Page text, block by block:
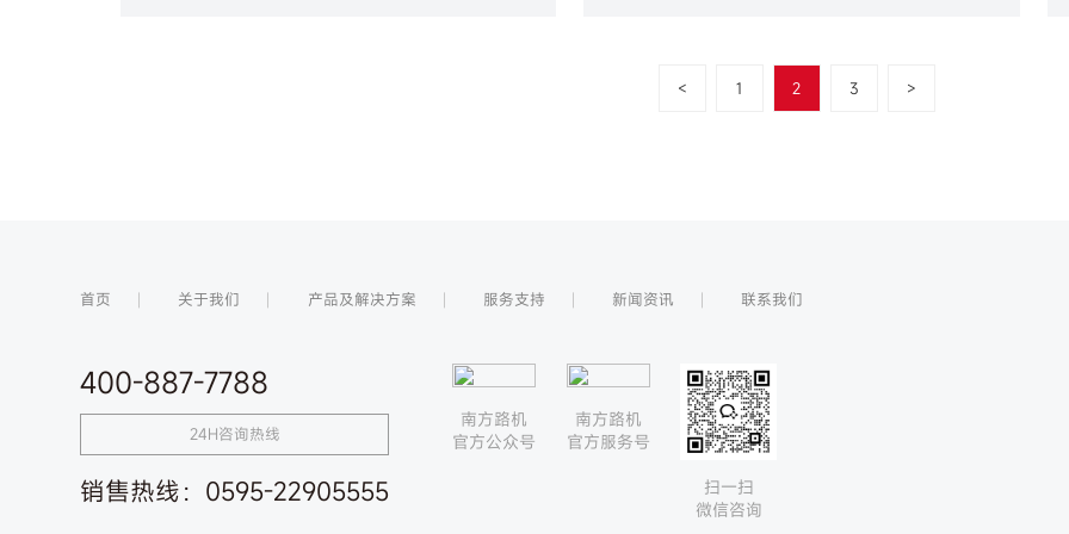
< 1 2 3 >
首页 关于我们 产品及解决方案 服务支持 新闻资讯 联系我们
400-887-7788
24H咨询热线
销售热线： 0595-22905555
南方路机
官方公众号
南方路机
官方服务号
扫一扫
微信咨询